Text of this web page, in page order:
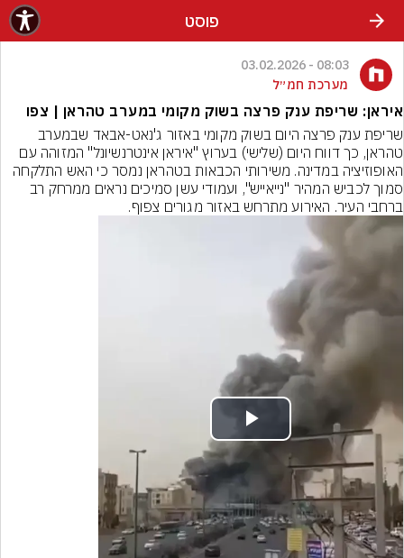
פוסט
08:03 - 03.02.2026
מערכת חמ״ל
איראן: שריפת ענק פרצה בשוק מקומי במערב טהראן | צפו
שריפת ענק פרצה היום בשוק מקומי באזור ג'נאט-אבאד שבמערב
ברחבי העיר. האירוע מתרחש באזור מגורים צפוף.
Play
Video